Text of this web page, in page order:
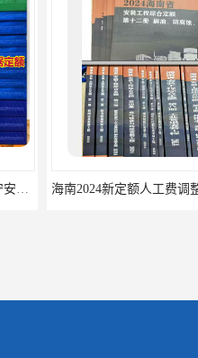
海南2024新定额人工费调整-海南2024版安装定额-海南2024房屋建筑定额-海南定额